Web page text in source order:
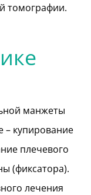
томографии.
манжеты
– купирование
плечевого
(фиксатора).
лечения